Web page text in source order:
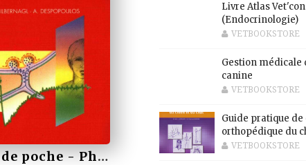
Atlas de poche - Physiologie
Livre Atlas
(Endocrinologie)
VETBOOKSTORE
Gestion médicale
canine
VETBOOKSTORE
Guide pratique
orthopédique du
VETBOOKSTORE